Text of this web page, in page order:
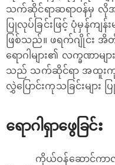
သက်ဆိုင်ရာဆရာဝန်မှ လိုအ
ပြုလုပ်ခြင်းဖြင့် ပုံမှန်ကျ
ဖြစ်သည်။ ‌ဖရက်ဂျိုင်း အိ
ရောဂါများ၏ လက္ခဏာ
သည် သက်ဆိုင်ရာ အထူးကုဆ
လွှဲပြောင်းကုသခြင်းများ
ရောဂါရှာဖွေခြင်း
ကိုယ်ဝန်ဆောင်ကာ